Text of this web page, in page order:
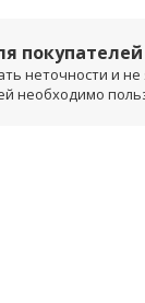
покупателей
неточности и
необходимо